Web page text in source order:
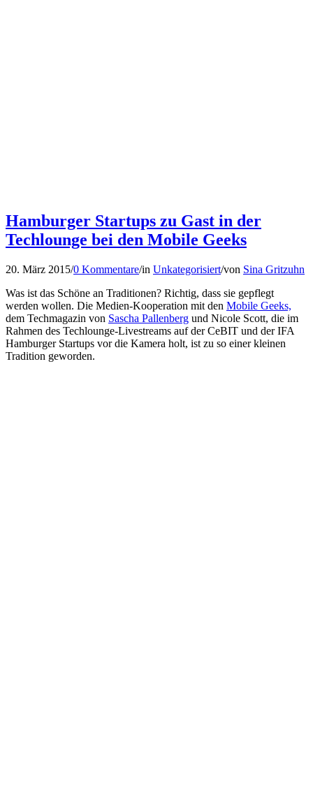
Hamburger Startups zu Gast in der
Techlounge bei den Mobile Geeks
20. März 2015/0 Kommentare/in Unkategorisiert/von Sina Gritzuhn
Was ist das Schöne an Traditionen? Richtig, dass sie gepflegt
werden wollen. Die Medien-Kooperation mit den Mobile Geeks,
dem Techmagazin von Sascha Pallenberg und Nicole Scott, die im
Rahmen des Techlounge-Livestreams auf der CeBIT und der IFA
Hamburger Startups vor die Kamera holt, ist zu so einer kleinen
Tradition geworden.